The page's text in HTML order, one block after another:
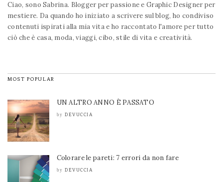
Ciao, sono Sabrina. Blogger per passione e Graphic Designer per
mestiere. Da quando ho iniziato a scrivere sul blog, ho condiviso
contenuti ispirati alla mia vita e ho raccontato l'amore per tutto
ciò che è casa, moda, viaggi, cibo, stile di vita e creatività.
MOST POPULAR
UN ALTRO ANNO È PASSATO
by DEVUCCIA
Colorare le pareti: 7 errori da non fare
by DEVUCCIA